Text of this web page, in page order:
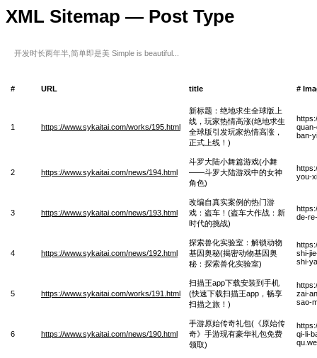
XML Sitemap — Post Type
开发时长两年半,简单即是美 Simple is beautiful...
# URL title #
1 https://www.sykaitai.com/works/195.html
新标题：绝地求生全球版上
线，玩家热情高涨(绝地求生
全球版引发玩家热情高涨，
正式上线！)
ban-
2 https://www.sykaitai.com/news/194.html
斗罗大陆小舞篇游戏(小舞
——斗罗大陆游戏中的女神
角色)
you-
3 https://www.sykaitai.com/news/193.html
改编自真实案例的热门游
戏：盗车！(盗车大作战：新
时代的挑战)
de-
4 https://www.sykaitai.com/news/192.html
探索兽化实验室：解锁动物
基因奥秘(揭密动物基因奥
秘：探索兽化实验室)
shi-
shi-
5 https://www.sykaitai.com/works/191.html
扫描王app下载安装到手机
(快速下载扫描王app，畅享
扫描之旅！)
zai-
sao-
6 https://www.sykaitai.com/news/190.html
手游原始传奇礼包(《原始传
奇》手游现有豪华礼包免费
领取)
qi-li-